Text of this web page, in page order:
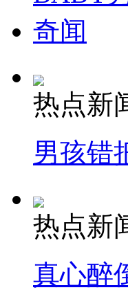
奇闻
热点新
男孩错
热点新
真心醉